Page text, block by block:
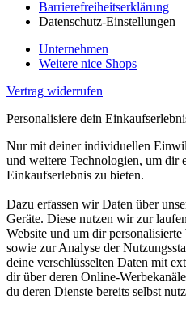
Barrierefreiheitserklärung
Datenschutz-Einstellungen
Unternehmen
Weitere nice Shops
Vertrag widerrufen
Personalisiere dein
Nur mit deiner individuellen
und weitere Technologien, um dir
Einkaufserlebnis zu bieten.
Dazu erfassen wir Daten über
Geräte. Diese nutzen wir zur
Website und um dir
sowie zur Analyse der
deine verschlüsselten Daten mit
dir über deren Online-
du deren Dienste bereits selbst